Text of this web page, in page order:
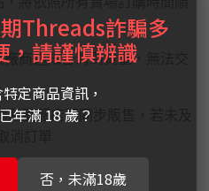
商通知台灣到貨量，無法交
和實體店面同步販售，若未及
付款完畢才予以保留
Threads詐騙多
，請謹慎辨識
定商品資訊，
年滿 18 歲？
否，未滿18歲